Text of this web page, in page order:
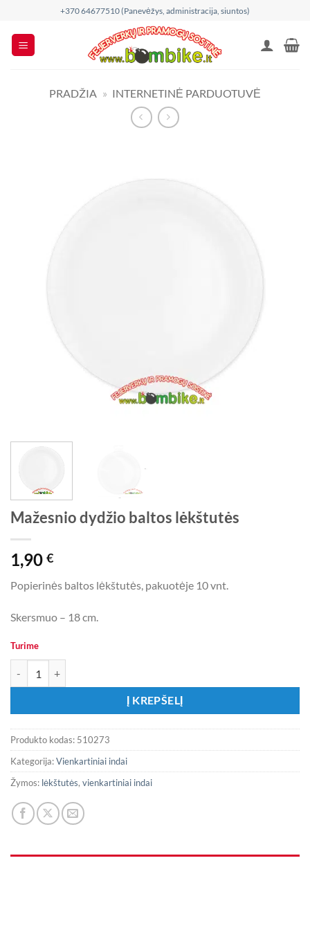
content
+370 64677510 (Panevėžys, administracija, siuntos)
PRADŽIA » INTERNETINĖ PARDUOTUVĖ
Mažesnio dydžio baltos lėkštutės
1,90 €
Popierinės baltos lėkštutės, pakuotėje 10 vnt.
Skersmuo – 18 cm.
Turime
Į KREPŠELĮ
Produkto kodas: 510273
Kategorija:Vienkartiniai indai
Žymos: lėkštutės, vienkartiniai indai